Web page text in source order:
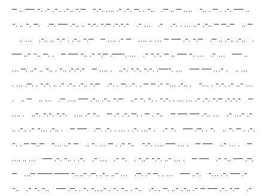
– .. — -. .- .-.. .-.. -.– -.-. …. .- .-. –. . -.. .– .. – …. -.. . – . .-. — ..
-. .. -. –. .–. — .-.. .. -.-. -.– .-.-.- .- … .- .-. . … ..- .-.. – –..– .. –
.. … .-.. .. -.- . .-.. -.– – …. .- – …. .. … – — .-. -.– .– .. .-.. .-.. .
— ..- -.. –. . – — -.. .- -.– .—-. … .- -.-. – .. — -. … .- … — ..
… –. ..- .. -.. . -.. .-.-.- – …. . ..-. -.-. -.-. .—-. … — — …- . .. …
. … .–. . -.-. .. .- .-.. .-.. -.– .-. . –. .-. . – – .- -… .-.. . -… . -.-. .- ..- …
. .. – .. … .– …. — .-.. .-.. -.– ..- -. -. . -.-. . … … .- .-. -.– .-.-.- –
…. . ..-. -.-. -.-. …. .- -.. – .- .-. –. . – . -.. – — — .-.. … .- …- .-
.. .-.. .- -… .-.. . – — .–. .-. . … . .-. …- . .- -. — .–. . -. .. -. – . .-.
-. . – –..– -… ..- – .. -. … – . .- -.. -.-. …. — … . – — ..- … . –
…. .. … — .-. -.. . .-. .- … .- -. . -..- -.-. ..- … . – — .- -.. — .–.
– …– —– —– -….- .–. .-.. ..- … .–. .- –. . … — ..-. -… .-. — .-
-.. .- -. -.. — .–. . -. -….- . -. -.. . -.. .-. . –. ..- .-.. .- – — .-. -.– .-